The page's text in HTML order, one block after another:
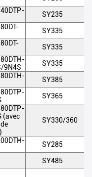
SY235
SY335
SY335
9N4S
SY335
SY385
SY365
(avec
SY330/360
SY285
SY485